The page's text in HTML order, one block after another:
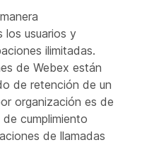
los usuarios y
ilimitadas.
de Webex están
de retención de un
organización es de
cumplimiento
de llamadas